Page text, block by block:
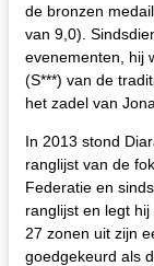
de bronzen
van 9,0).
evenementen, hij
(S***) van de
het zadel van
In 2013 stond
ranglijst van de
Federatie en
ranglijst en legt
27 zonen uit zijn
goedgekeurd als